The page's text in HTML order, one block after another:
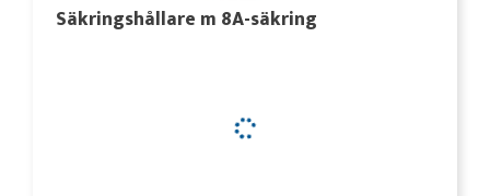
Säkringshållare m 8A-säkring